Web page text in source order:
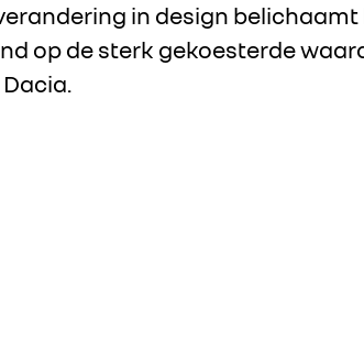
in design
op de sterk gekoesterde